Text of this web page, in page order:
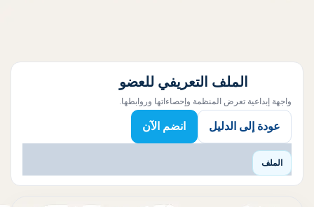
الملف التعريفي للعضو
واجهة إبداعية تعرض المنظمة وإحصاءاتها وروابطها.
عودة إلى الدليل انضم الآن
الملف